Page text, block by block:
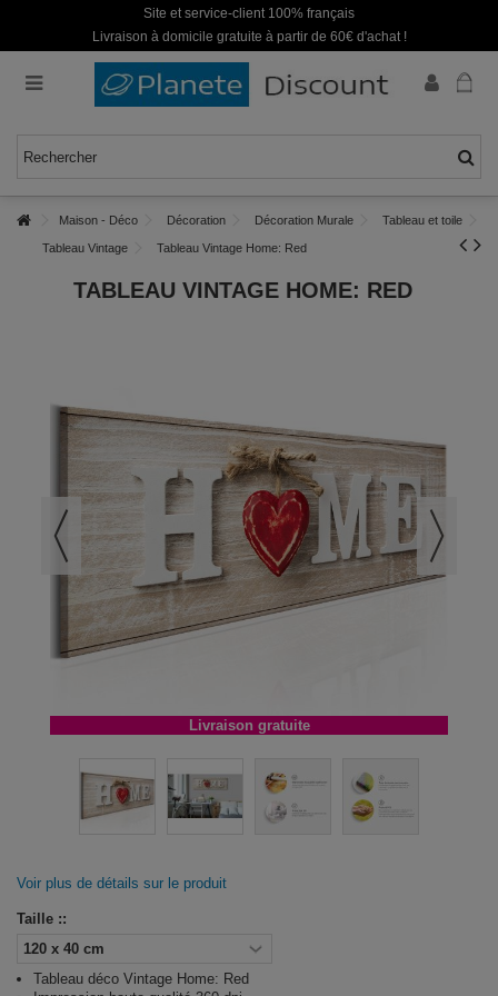
Site et service-client 100% français
Livraison à domicile gratuite à partir de 60€ d'achat !
Maison - Déco Décoration Décoration Murale Tableau et toile
Tableau Vintage Tableau Vintage Home: Red
TABLEAU VINTAGE HOME: RED
Livraison gratuite
Voir plus de détails sur le produit
Taille ::
Tableau déco Vintage Home: Red